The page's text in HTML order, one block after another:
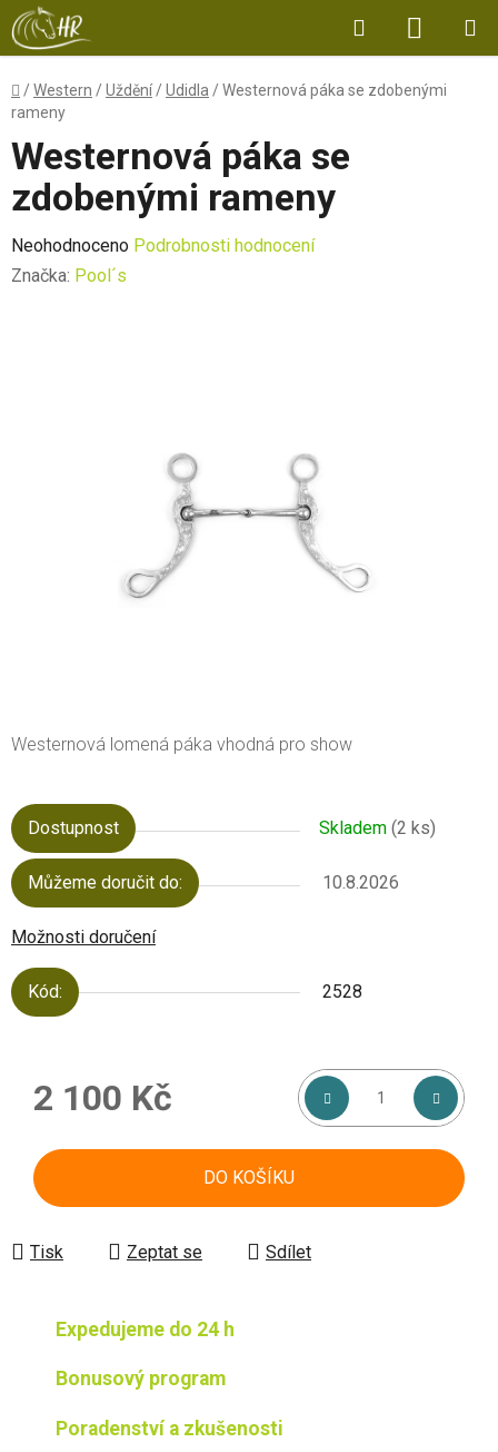
Přejít
na
obsah
Hledat
KOŠÍK
Domů
/Western /Uždění /Udidla /Westernová páka se zdobenými
rameny
Westernová lomená páka vhodná pro show
Dostupnost Skladem (2 ks)
Můžeme doručit do: 10.8.2026
Možnosti doručení
Kód: 2528
2 100 Kč
DO KOŠÍKU
Tisk Zeptat se Sdílet
Westernová páka se
zdobenými rameny
Průměrné
hodnocení
Neohodnoceno Podrobnosti hodnocení
Značka: Pool´s
Expedujeme do 24 h
Bonusový program
Poradenství a zkušenosti